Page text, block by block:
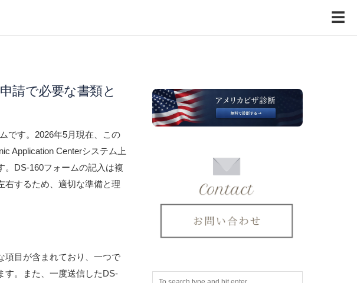
☰
請で必要な書類と
です。2026年5月現在、この
Application Centerシステム上
。DS-160フォームの記入は複
右するため、適切な準備と理
項目が含まれており、一つで
す。また、一度送信したDS-